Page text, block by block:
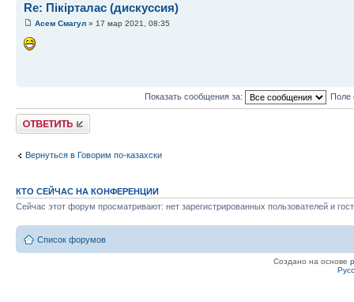
Re: Пікірталас (дискуссия)
Асем Смагул » 17 мар 2021, 08:35
Показать сообщения за: Поле
Ответить
Вернуться в Говорим по-казахски
КТО СЕЙЧАС НА КОНФЕРЕНЦИИ
Сейчас этот форум просматривают: нет зарегистрированных пользователей и
Список форумов
Создано на основе